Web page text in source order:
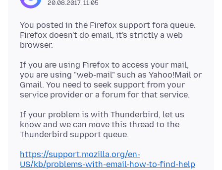
20.08.2017, 11:05
You posted in the Firefox support fora queue.
Firefox doesn't do email, it's strictly a web
If you are using Firefox to access your mail,
you are using "web-mail" such as Yahoo!Mail or
Gmail. You need to seek support from your
If your problem is with Thunderbird, let us
know and we can move this thread to the
https://support.mozilla.org/en-
US/kb/problems-with-email-how-to-find-help